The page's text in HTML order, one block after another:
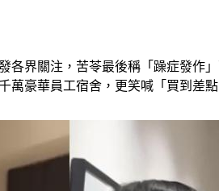
界關注，苦苓最後稱「躁症發作
豪華員工宿舍，更笑喊「買到差